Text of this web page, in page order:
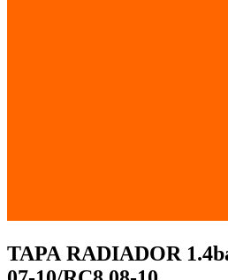
TAPA RADIADOR